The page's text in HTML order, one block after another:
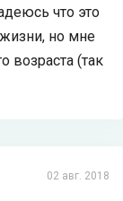
что это
но мне
возраста (так
02 авг. 2018